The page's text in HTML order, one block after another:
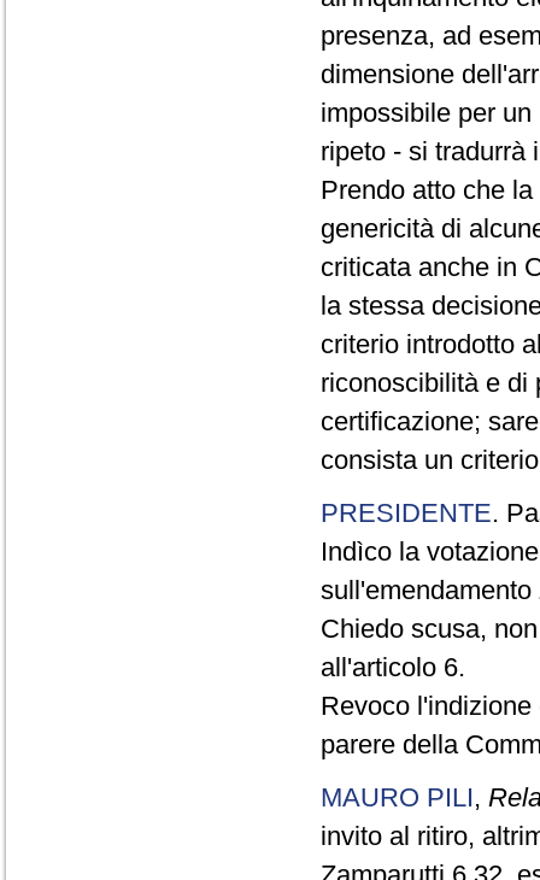
presenza, ad
dimensione
impossibile per
ripeto - si tradurrà
Prendo atto che
genericità di
criticata anche in
la stessa
criterio introdotto
riconoscibilità e di
certificazione;
consista un
PRESIDENTE.
Indìco la
Chiedo scusa,
all'articolo 6.
Revoco
parere della
MAURO PILI,
invito al ritiro,